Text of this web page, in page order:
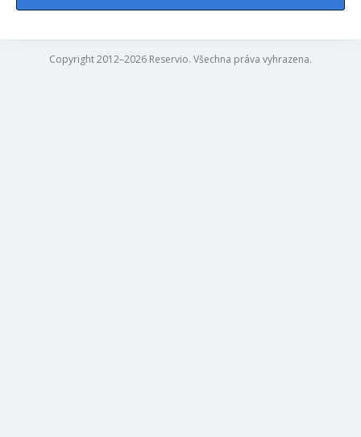
Copyright 2012–2026 Reservio. Všechna práva vyhrazena.